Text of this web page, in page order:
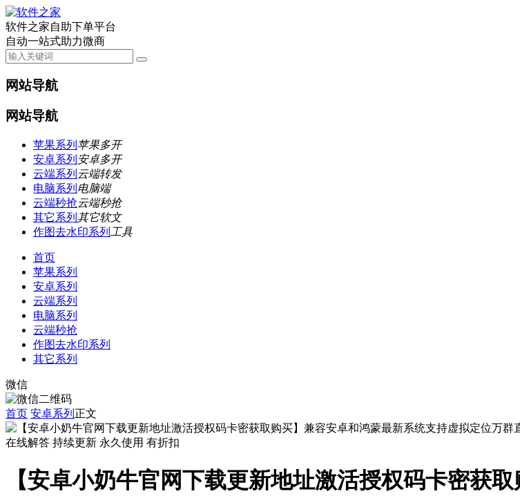
软件之家自助下单平台
自动一站式助力微商
网站导航
网站导航
苹果系列 苹果多开
安卓系列 安卓多开
云端系列 云端转发
电脑系列 电脑端
云端秒抢云端秒抢
其它系列 其它软文
作图去水印系列 工具
首页
苹果系列
安卓系列
云端系列
电脑系列
云端秒抢
作图去水印系列
其它系列
微信
首页 安卓系列 正文
在线解答 持续更新 永久使用 有折扣
【安卓小奶牛官网下载更新地址激活授权码卡密获